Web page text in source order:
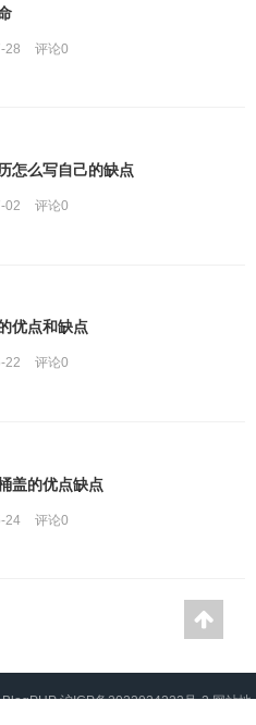
28 评论0
怎么写自己的缺点
02 评论0
优点和缺点
22 评论0
盖的优点缺点
24 评论0
BlogPHP 沪ICP备2022024222号-2 网站地